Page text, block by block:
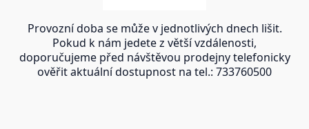
Provozní doba se může v jednotlivých dnech lišit.
Pokud k nám jedete z větší vzdálenosti,
doporučujeme před návštěvou prodejny telefonicky
ověřit aktuální dostupnost na tel.: 733760500